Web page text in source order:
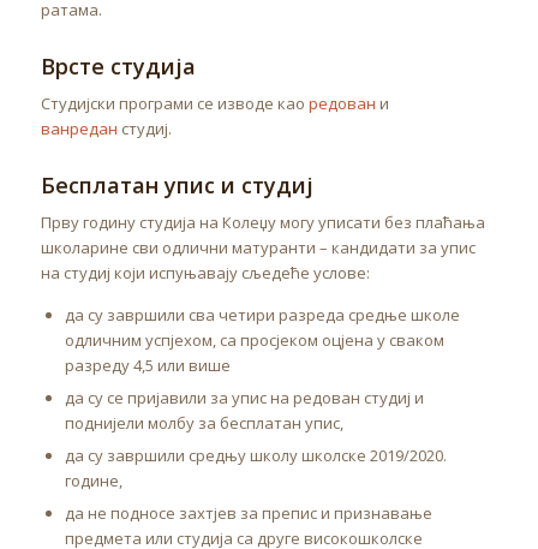
ратама.
Врсте студија
Студијски програми се изводе као редован и
ванредан студиј.
Бесплатан упис и студиј
Прву годину студија на Колеџу могу уписати без плаћања
школарине сви одлични матуранти – кандидати за упис
на студиј који испуњавају сљедеће услове:
да су завршили сва четири разреда средње школе
одличним успјехом, са просјеком оцјена у сваком
разреду 4,5 или више
да су се пријавили за упис на редован студиј и
поднијели молбу за бесплатан упис,
да су завршили средњу школу школске 2019/2020.
године,
да не подносе захтјев за препис и признавање
предмета или студија са друге високошколске